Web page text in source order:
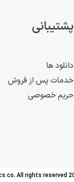
پشتیبانی
دانلود ها
خدمات پس از فروش
حریم خصوصی